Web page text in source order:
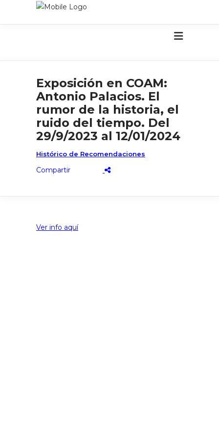
Exposición en COAM:
Antonio Palacios. El
rumor de la historia, el
ruido del tiempo. Del
29/9/2023 al 12/01/2024
Histórico de Recomendaciones
Ver info aquí